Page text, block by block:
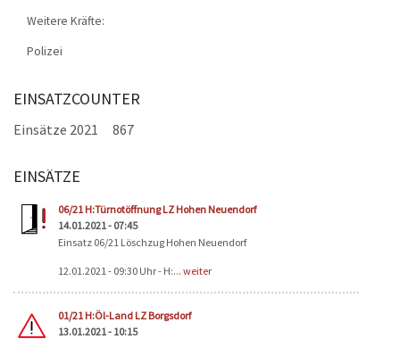
Weitere Kräfte:
Polizei
EINSATZCOUNTER
Einsätze 2021 867
EINSÄTZE
06/21 H:Türnotöffnung LZ Hohen Neuendorf
14.01.2021 - 07:45
Einsatz 06/21 Löschzug Hohen Neuendorf
12.01.2021 - 09:30 Uhr - H:... weiter
01/21 H:Öl-Land LZ Borgsdorf
13.01.2021 - 10:15
Seiten